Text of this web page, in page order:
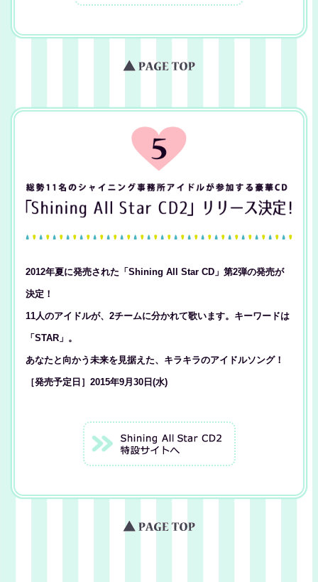
2012年夏に発売された「Shining All Star CD」第2弾の発売が
決定！
11人のアイドルが、2チームに分かれて歌います。キーワードは
「STAR」。
あなたと向かう未来を見据えた、キラキラのアイドルソング！
［発売予定日］2015年9月30日(水)